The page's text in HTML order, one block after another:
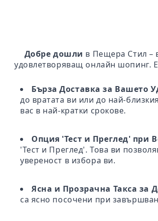
Добре дошли в Пещера Стил –
удовлетворяващ онлайн шопинг.
Бърза Доставка за Вашето
до вратата ви или до най-
вас в най-кратки срокове.
Опция 'Тест и Преглед' при
'Тест и Преглед'. Това ви
увереност в избора ви.
Ясна и Прозрачна Такса за
са ясно посочени при